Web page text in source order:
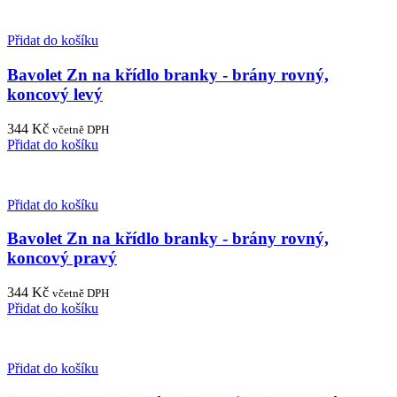
Přidat do košíku
Bavolet Zn na křídlo branky - brány rovný,
koncový levý
344 Kč včetně DPH
Přidat do košíku
Přidat do košíku
Bavolet Zn na křídlo branky - brány rovný,
koncový pravý
344 Kč včetně DPH
Přidat do košíku
Přidat do košíku